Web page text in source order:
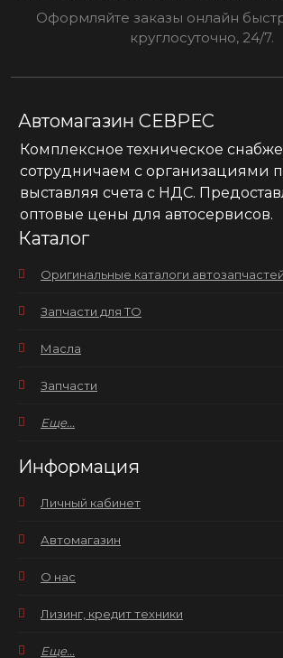
Оформляйте заказы онлайн
круглосуточно, 24/7.
Автомагазин СЕВРЕС
Комплексное техническое
сотрудничаем с организациями
выставляя счета с НДС.
оптовые цены для автосервисов.
Каталог
Оригинальные каталоги автозапчастей
Запчасти для ТО
Масла
Запчасти
Еще...
Информация
Личный кабинет
Автомагазин
О нас
Лизинг, кредит техники
Еще...